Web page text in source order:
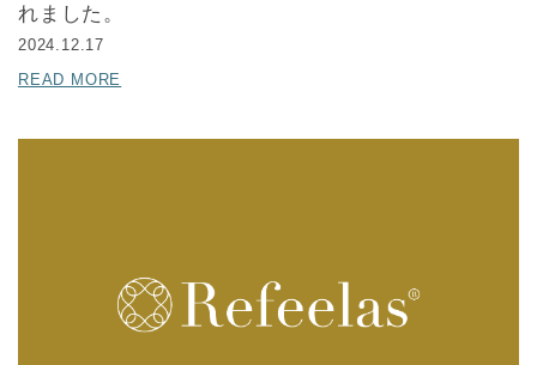
れました。
2024.12.17
READ MORE